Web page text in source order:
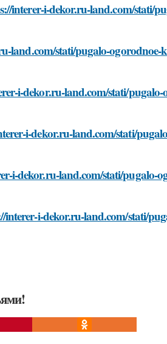
interer-i-dekor.ru-land.com/stati/
land.com/stati/pugalo-
i-dekor.ru-land.com/stati/
i-dekor.ru-land.com/stati/
i-dekor.ru-land.com/stati/pugalo-
i-dekor.ru-land.com/stati/